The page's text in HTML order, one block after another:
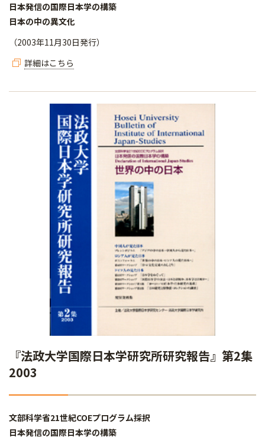
日本発信の国際日本学の構築
日本の中の異文化
（2003年11月30日発行）
詳細はこちら
『法政大学国際日本学研究所研究報告』第2集
2003
文部科学省21世紀COEプログラム採択
日本発信の国際日本学の構築